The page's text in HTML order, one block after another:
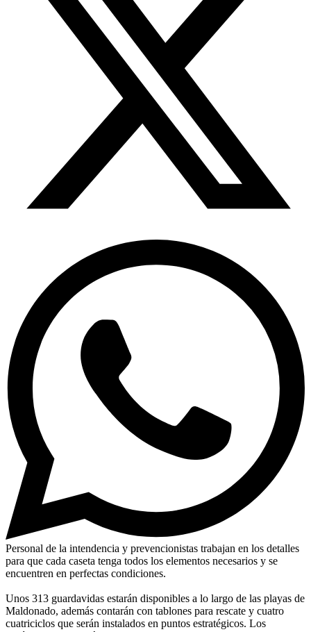
Personal de la intendencia y prevencionistas trabajan en los detalles
para que cada caseta tenga todos los elementos necesarios y se
encuentren en perfectas condiciones.
Unos 313 guardavidas estarán disponibles a lo largo de las playas de
Maldonado, además contarán con tablones para rescate y cuatro
cuatriciclos que serán instalados en puntos estratégicos. Los